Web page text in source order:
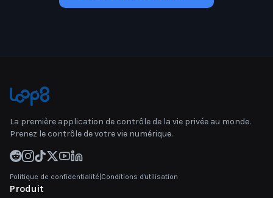
La première application de contrôle de la vie privée au monde.
Prenez le contrôle de votre vie numérique.
Politique de confidentialité Conditions d'utilisation
Produit